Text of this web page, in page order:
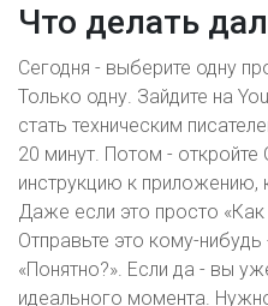
Что делать
Сегодня - выберите одну
Только одну. Зайдите на
стать техническим
20 минут. Потом -
инструкцию к приложению,
Даже если это просто
Отправьте это кому-нибудь
«Понятно?». Если да - вы
идеального момента.